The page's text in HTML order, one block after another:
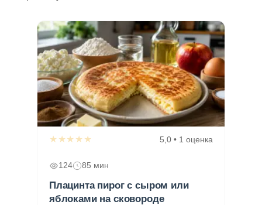
★★★★★ 5,0 • 1 оценка
124 85 мин
Плацинта пирог с сыром или
яблоками на сковороде